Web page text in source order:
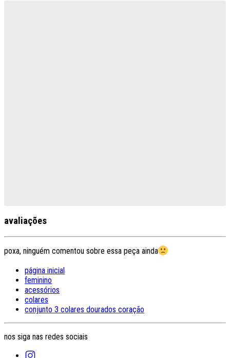
avaliações
poxa, ninguém comentou sobre essa peça ainda
página inicial
feminino
acessórios
colares
conjunto 3 colares dourados coração
nos siga nas redes sociais